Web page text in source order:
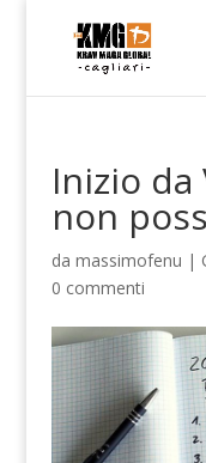
Inizio
non
da massimofenu |
0 commenti